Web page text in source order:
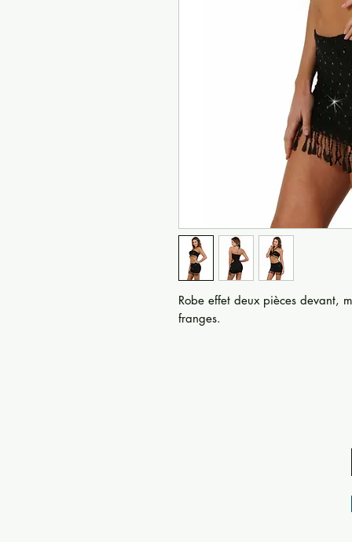
Robe effet deux pièces devant,
franges.